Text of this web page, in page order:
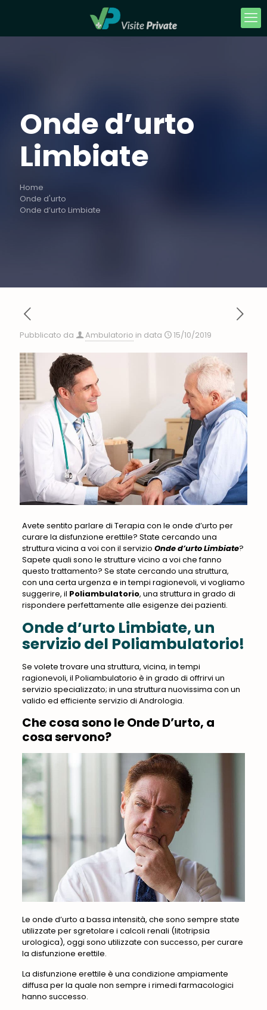
Onde d’urto
Limbiate
Home
Onde d'urto
Onde d’urto Limbiate
Pubblicato da Ambulatorio in data 15/10/2019
Avete sentito parlare di Terapia con le onde d’urto per
curare la disfunzione erettile? State cercando una
struttura vicina a voi con il servizio Onde d’urto Limbiate?
Sapete quali sono le strutture vicino a voi che fanno
questo trattamento? Se state cercando una struttura,
con una certa urgenza e in tempi ragionevoli, vi vogliamo
suggerire, il Poliambulatorio, una struttura in grado di
rispondere perfettamente alle esigenze dei pazienti.
Onde d’urto Limbiate, un
servizio del Poliambulatorio!
Se volete trovare una struttura, vicina, in tempi
ragionevoli, il Poliambulatorio è in grado di offrirvi un
servizio specializzato; in una struttura nuovissima con un
valido ed efficiente servizio di Andrologia.
Che cosa sono le Onde D’urto, a
cosa servono?
Le onde d’urto a bassa intensità, che sono sempre state
utilizzate per sgretolare i calcoli renali (litotripsia
urologica), oggi sono utilizzate con successo, per curare
la disfunzione erettile.
La disfunzione erettile è una condizione ampiamente
diffusa per la quale non sempre i rimedi farmacologici
hanno successo.